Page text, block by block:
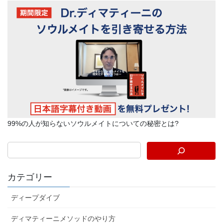
99%の人が知らないソウルメイトについての秘密とは?
カテゴリー
ディープダイブ
ディマティーニメソッドのやり方